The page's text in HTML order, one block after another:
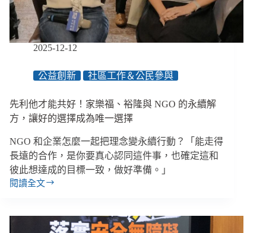
集
體
學
習，
社
區
性
2025-12-12
公益創新 社區工作＆公民參與
先利他才能共好！家樂福、裕隆與 NGO 的永續解
方，讓好的選擇成為唯一選擇
NGO 和企業怎麼一起把理念變永續行動？「能走得
長遠的合作，是你要真心認同這件事，也確定這和
彼此想達成的目標一致，做好準備。」
閱讀全文
先